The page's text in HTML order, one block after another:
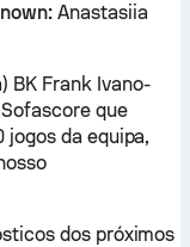
Anastasiia
BK Frank Ivano-
que
da equipa,
dos próximos